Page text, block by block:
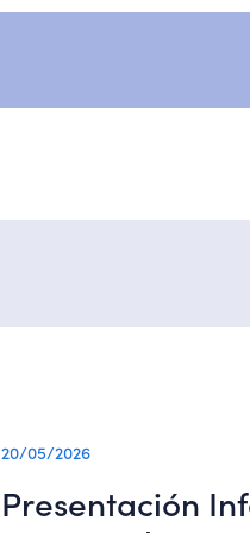
20/05/2026
Presentación